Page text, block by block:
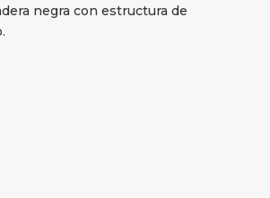
negra con estructura de